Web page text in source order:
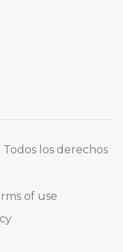
. Todos los derechos
of use